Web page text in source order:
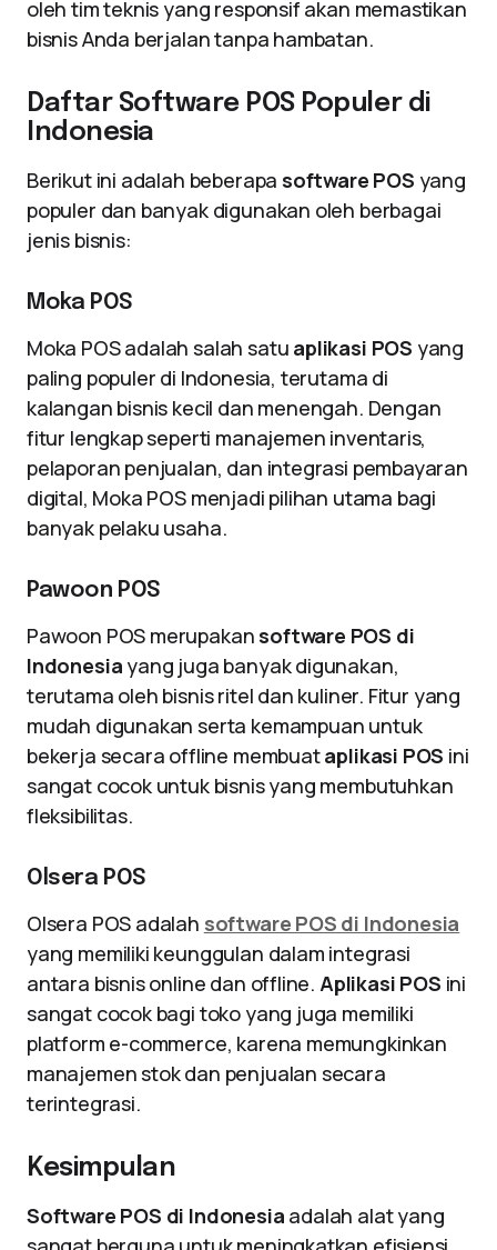
oleh tim teknis yang responsif akan memastikan
bisnis Anda berjalan tanpa hambatan.
Daftar Software POS Populer di
Indonesia
Berikut ini adalah beberapa software POS yang
populer dan banyak digunakan oleh berbagai
jenis bisnis:
Moka POS
Moka POS adalah salah satu aplikasi POS yang
paling populer di Indonesia, terutama di
kalangan bisnis kecil dan menengah. Dengan
fitur lengkap seperti manajemen inventaris,
pelaporan penjualan, dan integrasi pembayaran
digital, Moka POS menjadi pilihan utama bagi
banyak pelaku usaha.
Pawoon POS
Pawoon POS merupakan software POS di
Indonesia yang juga banyak digunakan,
terutama oleh bisnis ritel dan kuliner. Fitur yang
mudah digunakan serta kemampuan untuk
bekerja secara offline membuataplikasi POS ini
sangat cocok untuk bisnis yang membutuhkan
fleksibilitas.
Olsera POS
Olsera POS adalah software POS di Indonesia
yang memiliki keunggulan dalam integrasi
antara bisnis online dan offline. Aplikasi POS ini
sangat cocok bagi toko yang juga memiliki
platform e-commerce, karena memungkinkan
manajemen stok dan penjualan secara
terintegrasi.
Kesimpulan
Software POS di Indonesia adalah alat yang